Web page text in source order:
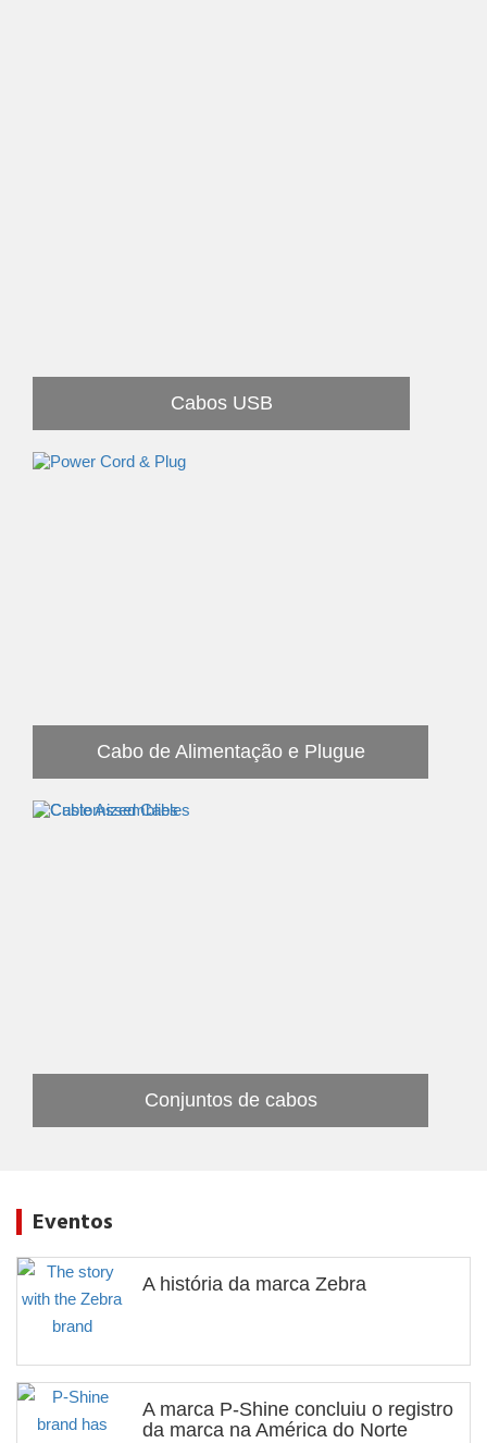
Cabos USB
Cabo de Alimentação e Plugue
Cabos Personalizados
Conjuntos de cabos
Eventos
A história da marca Zebra
A marca P-Shine concluiu o registro
da marca na América do Norte